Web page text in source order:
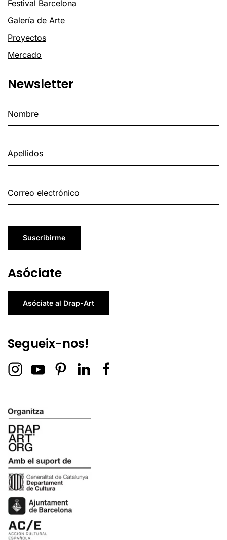
Festival Barcelona
Galería de Arte
Proyectos
Mercado
Newsletter
Suscribirme
Asóciate
Asóciate al Drap-Art
Segueix-nos!